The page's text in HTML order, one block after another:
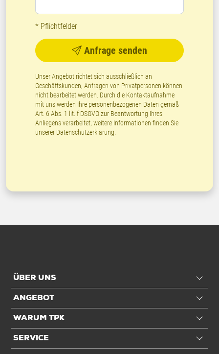
* Pflichtfelder
Anfrage senden
Unser Angebot richtet sich ausschließlich an
Geschäftskunden, Anfragen von Privatpersonen können
nicht bearbeitet werden. Durch die Kontaktaufnahme
mit uns werden Ihre personenbezogenen Daten gemäß
Art. 6 Abs. 1 lit. f DSGVO zur Beantwortung Ihres
Anliegens verarbeitet, weitere Informationen finden Sie
unserer Datenschutzerklärung
ÜBER UNS
ANGEBOT
WARUM TPK
SERVICE